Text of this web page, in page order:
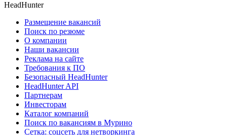
HeadHunter
Размещение вакансий
Поиск по резюме
О компании
Наши вакансии
Реклама на сайте
Требования к ПО
Безопасный HeadHunter
HeadHunter API
Партнерам
Инвесторам
Каталог компаний
Поиск по вакансиям в Мурино
Сетка: соцсеть для нетворкинга